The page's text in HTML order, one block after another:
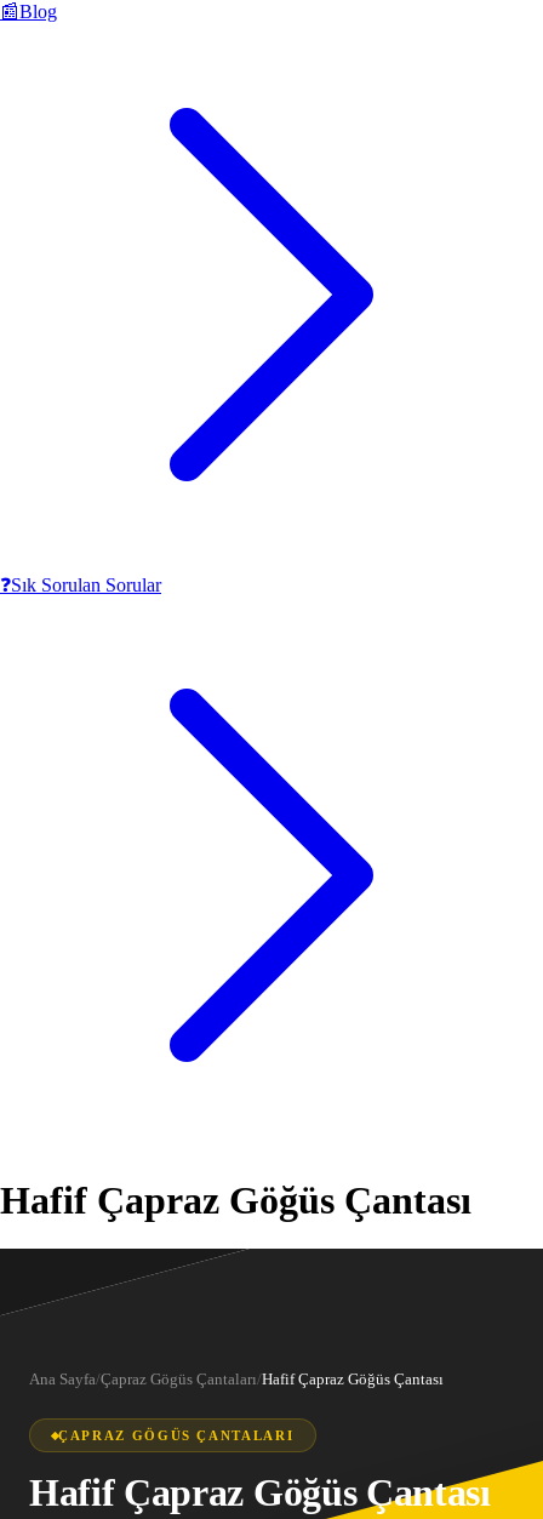
📰Blog
❓Sık Sorulan Sorular
Hafif Çapraz Göğüs Çantası
Ana Sayfa/Çapraz Gögüs Çantaları/Hafif Çapraz Göğüs Çantası
ÇAPRAZ GÖGÜS ÇANTALARI
Hafif Çapraz Göğüs Çantası